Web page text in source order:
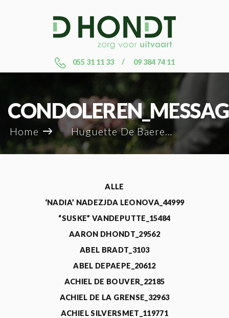
055 31 11 33 09 384 74 11
Home Huguette De Baere_121752
ALLE
‘NADIA’ NADEZJDA LEONOVA_44999
“SUSKE” VANDEPUTTE_15484
AARON DHONDT_29562
ABEL BRADT_3103
ABEL DEPAEPE_20612
ACHIEL DE BOUVER_22185
ACHIEL DE LA GRENSE_32963
ACHIEL SILVERSMET_119771